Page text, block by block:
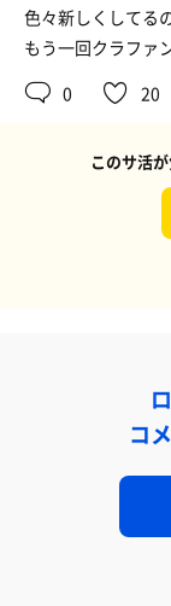
色々新しくしてる
もう一回クラファ
0
20
このサ活
コ